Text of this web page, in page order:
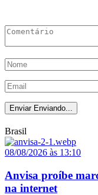
Enviar Enviando...
Brasil
08/08/2026 às 13:10
Anvisa proíbe
na internet